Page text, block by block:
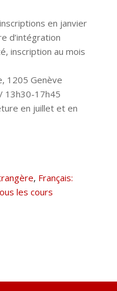
en janvier
d’intégration
inscription au mois
1205 Genève
13h30-17h45
en juillet et en
, Français:
les cours